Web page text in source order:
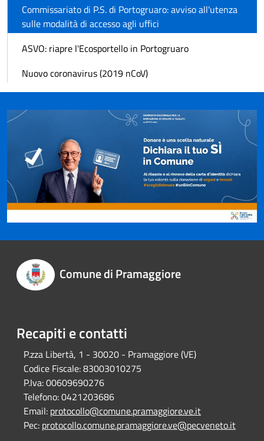
Commissariato di P.S. di Portogruaro: avviso all'utenza
sulle modalità di accesso agli uffici
ASVO: riapre l'Ecosportello in Portogruaro
Nuovo coronavirus (2019 nCoV)
Comune di Pramaggiore
Recapiti e contatti
P.zza Libertà, 1 - 30020 - Pramaggiore (VE)
Codice Fiscale:83003010275
P.Iva:00609690276
Telefono:0421203686
Email: protocollo@comune.pramaggiore.ve.it
Pec: protocollo.comune.pramaggiore.ve@pecveneto.it